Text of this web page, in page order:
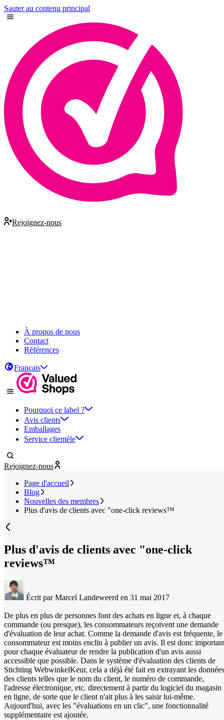
Sauter au contenu principal
Rejoignez-nous
À propos de nous
Contact
Références
Français
Pourquoi ce label ?
Avis clients
Emballages
Service clientèle
Rejoignez-nous
Page d'accueil
Blog
Nouvelles des membres
Plus d'avis de clients avec "one-click reviews™
Plus d'avis de clients avec "one-click
reviews™
Écrit par Marcel Landeweerd en 31 mai 2017
De plus en plus de personnes font des achats en ligne et, à chaque
commande (ou presque), les consommateurs reçoivent une demande
d'évaluation de leur achat. Comme la demande d'avis est fréquente, le
consommateur est moins enclin à publier un avis. Il est donc
pour chaque évaluateur de rendre la publication d'un avis aussi
accessible que possible. Dans le système d'évaluation des clients de
Stichting WebwinkelKeur, cela a déjà été fait en extrayant les données
des clients telles que le nom du client, le numéro de commande,
l'adresse électronique, etc. directement à partir du logiciel du magasin
en ligne, de sorte que le client n'ait plus à les saisir lui-même.
Aujourd'hui, avec les "évaluations en un clic", une fonctionnalité
supplémentaire est ajoutée.